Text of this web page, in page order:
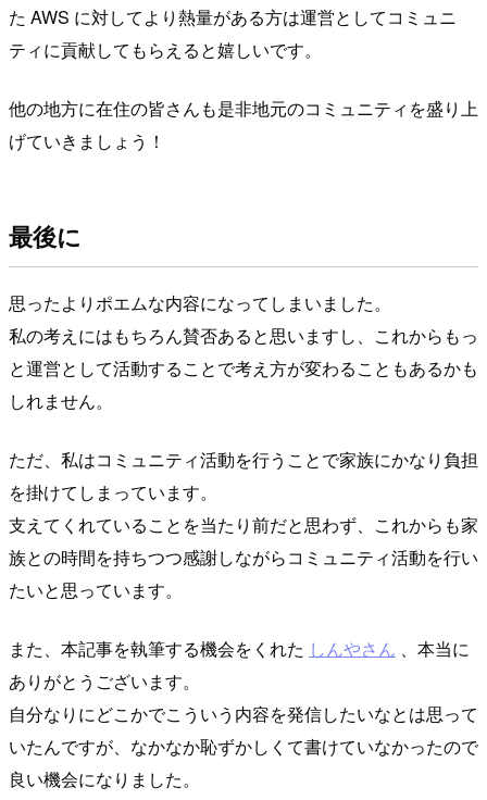
た AWS に対してより熱量がある方は運営としてコミュニ
ティに貢献してもらえると嬉しいです。
他の地方に在住の皆さんも是非地元のコミュニティを盛り上
げていきましょう！
最後に
思ったよりポエムな内容になってしまいました。
私の考えにはもちろん賛否あると思いますし、これからもっ
と運営として活動することで考え方が変わることもあるかも
しれません。
ただ、私はコミュニティ活動を行うことで家族にかなり負担
を掛けてしまっています。
支えてくれていることを当たり前だと思わず、これからも家
族との時間を持ちつつ感謝しながらコミュニティ活動を行い
たいと思っています。
また、本記事を執筆する機会をくれた しんやさん 、本当に
ありがとうございます。
自分なりにどこかでこういう内容を発信したいなとは思って
いたんですが、なかなか恥ずかしくて書けていなかったので
良い機会になりました。